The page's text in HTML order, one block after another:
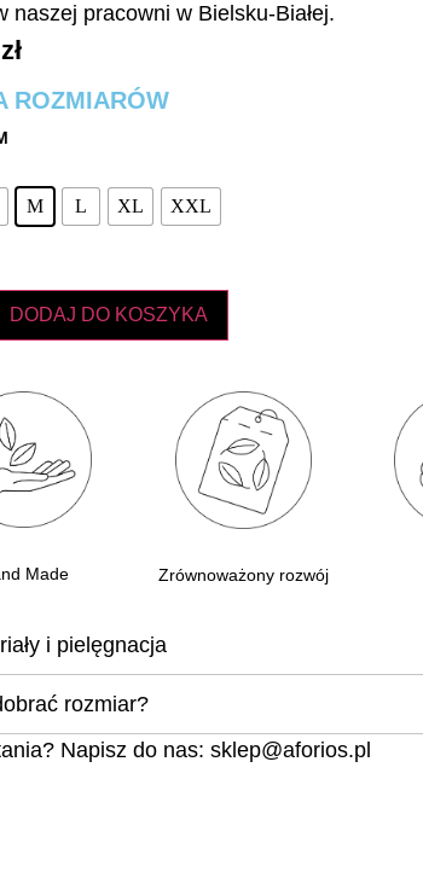
naszej pracowni w Bielsku-Białej.
zł
ROZMIARÓW
M L XL XXL
DODAJ DO KOSZYKA
Made Zrównoważony rozwój
i pielęgnacja
rozmiar?
Napisz do nas: sklep@aforios.pl